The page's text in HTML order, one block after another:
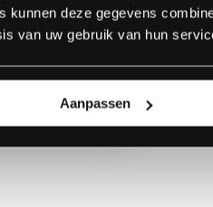
kunnen deze gegevens
van uw gebruik van hun
Aanpassen